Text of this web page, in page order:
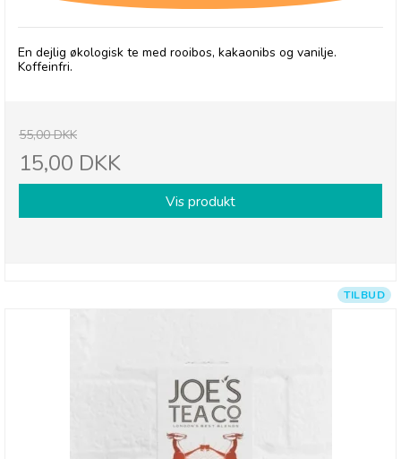
En dejlig økologisk te med rooibos, kakaonibs og vanilje.
Koffeinfri.
55,00 DKK
15,00 DKK
Vis produkt
TILBUD